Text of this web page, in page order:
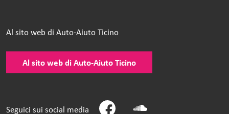
Al sito web di Auto-Aiuto Ticino
Al sito web di Auto-Aiuto Ticino
Seguici sui social media